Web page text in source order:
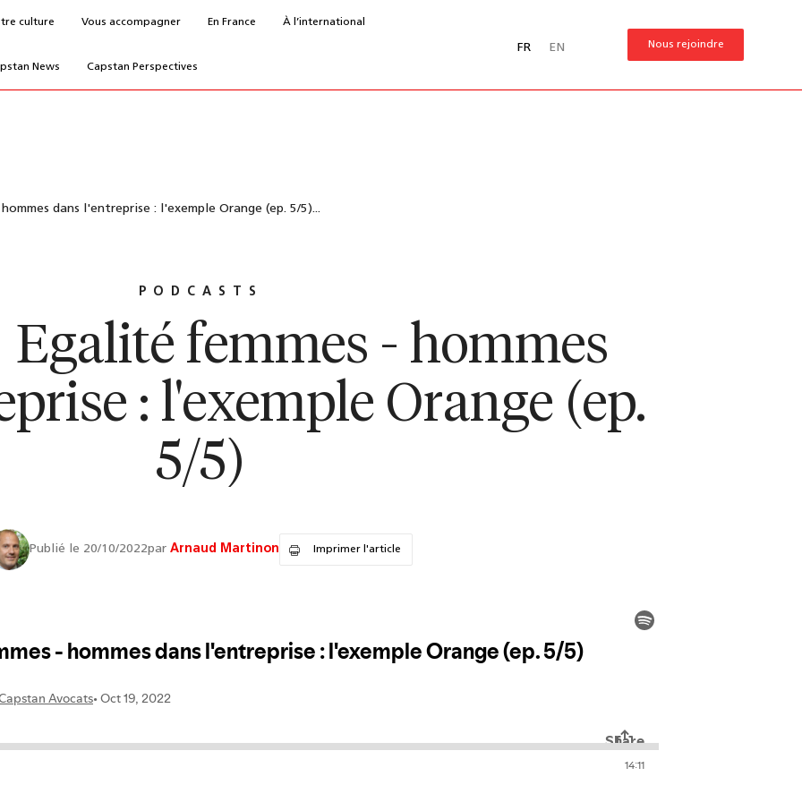
culture Vous accompagner En France À l’international
News Capstan Perspectives
FR EN Nous rejoindre
dans l'entreprise : l'exemple Orange (ep. 5/5)...
PODCASTS
femmes - hommes
: l'exemple Orange (ep.
5/5)
Publié le 20/10/2022par Arnaud Martinon Imprimer l'article